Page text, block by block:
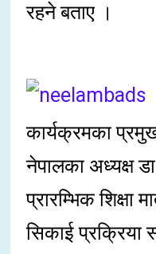
रहने बताए ।
कार्यक्रमका
नेपालका अध्यक्ष
प्रारम्भिक शिक्षा
सिकाई